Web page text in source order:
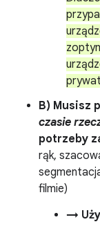
B) Musisz
czasie
potrzeby
rąk,
filmie)
→